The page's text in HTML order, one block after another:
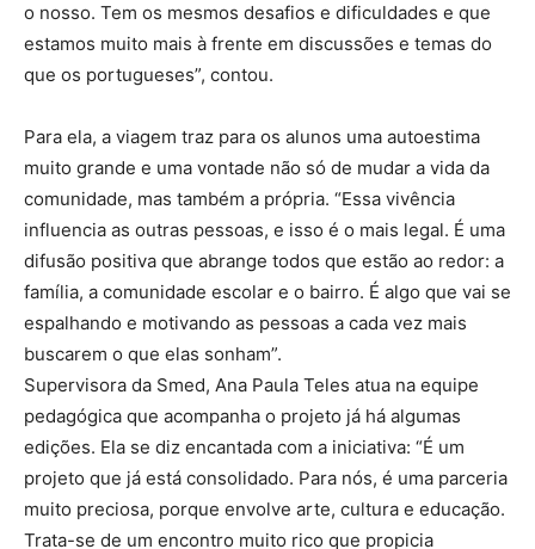
o nosso. Tem os mesmos desafios e dificuldades e que
estamos muito mais à frente em discussões e temas do
que os portugueses”, contou.
Para ela, a viagem traz para os alunos uma autoestima
muito grande e uma vontade não só de mudar a vida da
comunidade, mas também a própria. “Essa vivência
influencia as outras pessoas, e isso é o mais legal. É uma
difusão positiva que abrange todos que estão ao redor: a
família, a comunidade escolar e o bairro. É algo que vai se
espalhando e motivando as pessoas a cada vez mais
buscarem o que elas sonham”.
Supervisora da Smed, Ana Paula Teles atua na equipe
pedagógica que acompanha o projeto já há algumas
edições. Ela se diz encantada com a iniciativa: “É um
projeto que já está consolidado. Para nós, é uma parceria
muito preciosa, porque envolve arte, cultura e educação.
Trata-se de um encontro muito rico que propicia